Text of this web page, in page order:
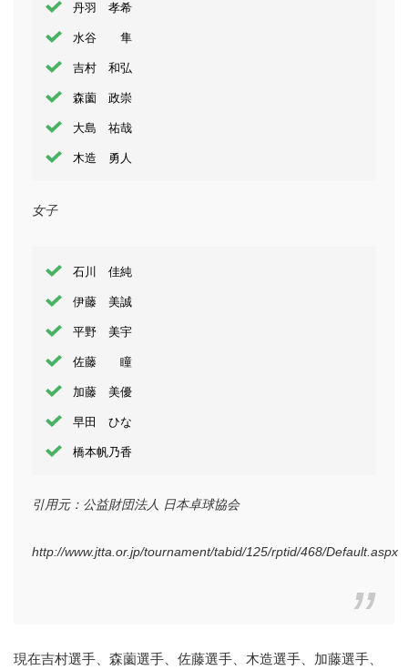
丹羽 孝希
水谷 隼
吉村 和弘
森薗 政崇
大島 祐哉
木造 勇人
女子
石川 佳純
伊藤 美誠
平野 美宇
佐藤 瞳
加藤 美優
早田 ひな
橋本帆乃香
引用元：公益財団法人 日本卓球協会
http://www.jtta.or.jp/tournament/tabid/125/rptid/468/Default.aspx
現在吉村選手、森薗選手、佐藤選手、木造選手、加藤選手、